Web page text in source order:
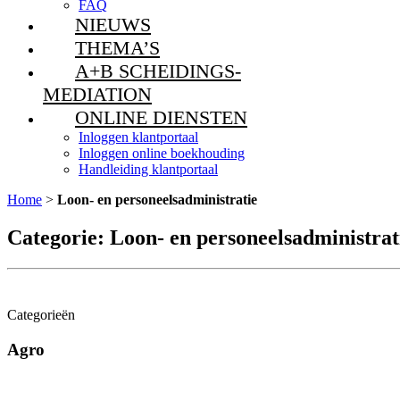
FAQ
NIEUWS
THEMA’S
A+B SCHEIDINGS-
MEDIATION
ONLINE DIENSTEN
Inloggen klantportaal
Inloggen online boekhouding
Handleiding klantportaal
Home > Loon- en personeelsadministratie
Categorie: Loon- en
Categorieën
Agro